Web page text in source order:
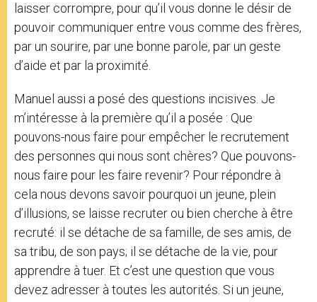
laisser corrompre, pour qu’il vous donne le désir de
pouvoir communiquer entre vous comme des frères,
par un sourire, par une bonne parole, par un geste
d’aide et par la proximité.
Manuel aussi a posé des questions incisives. Je
m’intéresse à la première qu’il a posée : Que
pouvons-nous faire pour empêcher le recrutement
des personnes qui nous sont chères? Que pouvons-
nous faire pour les faire revenir? Pour répondre à
cela nous devons savoir pourquoi un jeune, plein
d’illusions, se laisse recruter ou bien cherche à être
recruté: il se détache de sa famille, de ses amis, de
sa tribu, de son pays; il se détache de la vie, pour
apprendre à tuer. Et c’est une question que vous
devez adresser à toutes les autorités. Si un jeune,